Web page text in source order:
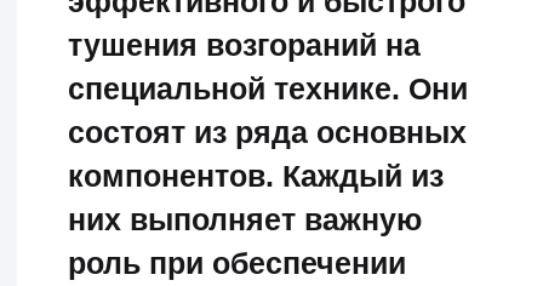
После фиксации датчиками предельных
значений температуры в защищаемом
отсеке погрузчика, средства для тушения
очаг пламени распыляется огнетушащий
порошок. При этом одновременно
оповещается оператор спецтехники о
возникшей чрезвычайной ситуации.
Немаловажным аспектом является также